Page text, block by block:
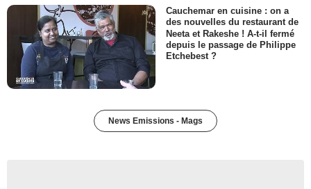
Cauchemar en cuisine : on a
des nouvelles du restaurant de
Neeta et Rakeshe ! A-t-il fermé
depuis le passage de Philippe
Etchebest ?
News Emissions - Mags